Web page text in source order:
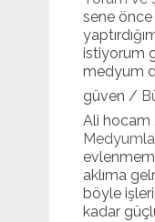
sene önce
istiyorum
medyum
güven /
Ali hocam
aklıma
böyle
kadar